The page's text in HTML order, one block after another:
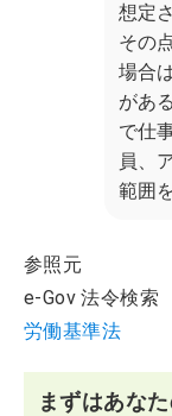
想定
その
場合
があ
で仕
員、
範囲
参照元
e-Gov 法令検索
労働基準法
まずはあな